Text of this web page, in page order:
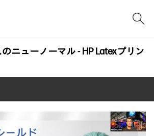
ニューノーマル - HP Latexプリン